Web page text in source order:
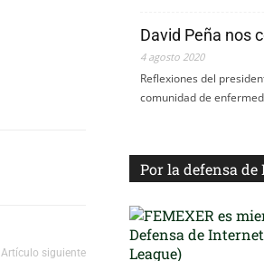
Artículo siguiente
David Peña nos
4 agosto 2020
Reflexiones del
comunidad de
Por la defensa